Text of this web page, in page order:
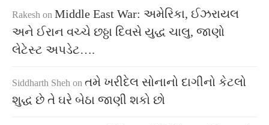
Rakesh on Middle East War: અમેરિકા, ઈઝરાયલ
અને ઈરાન વચ્ચે છઠ્ઠા દિવસે યુદ્ધ ચાલુ, જાણો
લેટેસ્ટ અપડેટ….
Siddharth Sheh on તમે ખરીદેલ સોનાનો દાગીનો કેટલો
શુદ્ધ છે તે ઘરે બેઠા જાણી શકો છો